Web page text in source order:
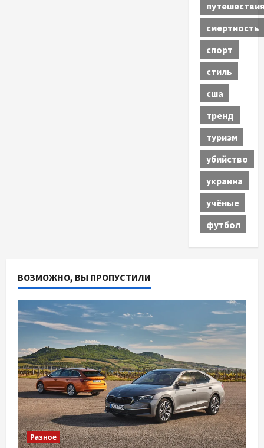
смертность
спорт
стиль
сша
тренд
туризм
убийство
украина
учёные
футбол
ВОЗМОЖНО, ВЫ ПРОПУСТИЛИ
Разное